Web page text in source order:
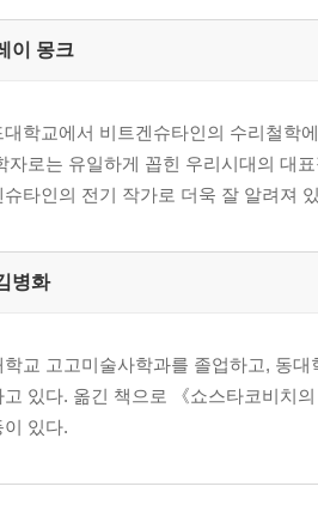
딱정벌레, 사적 언어
구》
예술의 결정적 차이
구》, 제2부
이 몽크
대학교에서 비트겐슈타인의 수리철학
자로는 유일하게 꼽힌 우리시대의 대
슈타인의 전기 작가로 더욱 잘 알려져
병화
학교 고고미술사학과를 졸업하고, 동
고 있다. 옮긴 책으로 《쇼스타코비치
이 있다.